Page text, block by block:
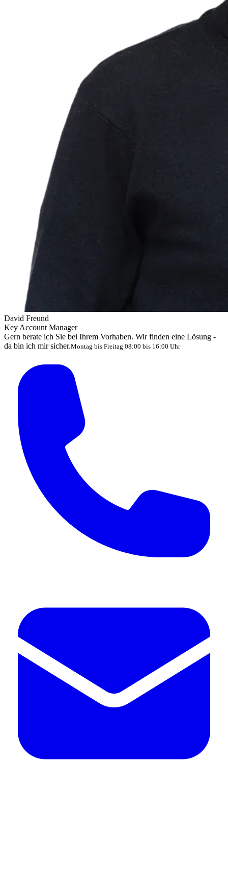
David Freund
Key Account Manager
Gern berate ich Sie bei Ihrem Vorhaben. Wir finden eine Lösung -
da bin ich mir sicher.Montag bis Freitag 08:00 bis 16:00 Uhr